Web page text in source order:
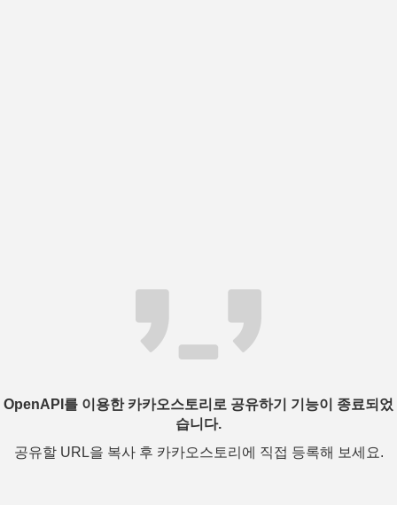
OpenAPI를 이용한 카카오스토리로 공유하기 기능이 종료되었
습니다.
공유할 URL을 복사 후 카카오스토리에 직접 등록해 보세요.